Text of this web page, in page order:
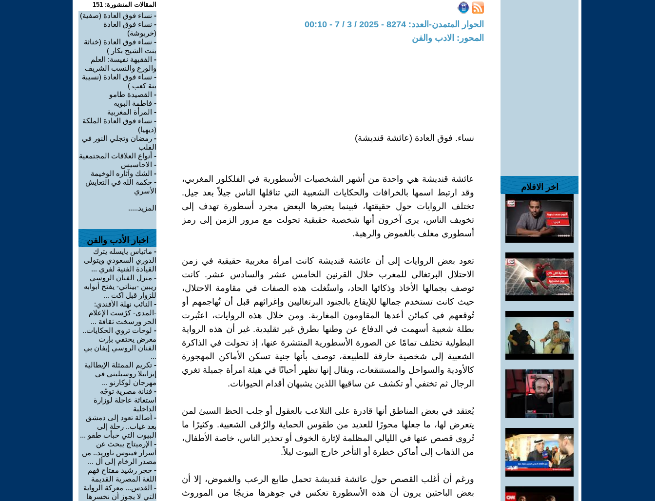
اخر الافلام
الحوار المتمدن-العدد: 8274 - 2025 / 3 / 7 - 00:10
المحور: الادب والفن
نساء. فوق العادة (عائشة قنديشة)
عائشة قنديشة هي واحدة من أشهر الشخصيات الأسطورية في الفلكلور المغربي،
وقد ارتبط اسمها بالخرافات والحكايات الشعبية التي تناقلها الناس جيلاً بعد جيل.
تختلف الروايات حول حقيقتها، فبينما يعتبرها البعض مجرد أسطورة تهدف إلى
تخويف الناس، يرى آخرون أنها شخصية حقيقية تحولت مع مرور الزمن إلى رمز
أسطوري مغلف بالغموض والرهبة.
تعود بعض الروايات إلى أن عائشة قنديشة كانت امرأة مغربية حقيقية في زمن
الاحتلال البرتغالي للمغرب خلال القرنين الخامس عشر والسادس عشر. كانت
توصف بجمالها الأخاذ وذكائها الحاد، واستُغلت هذه الصفات في مقاومة الاحتلال،
حيث كانت تستخدم جمالها للإيقاع بالجنود البرتغاليين وإغرائهم قبل أن تُهاجمهم أو
تُوقعهم في كمائن أعدها المقاومون المغاربة. ومن خلال هذه الروايات، اعتُبرت
بطلة شعبية أسهمت في الدفاع عن وطنها بطرق غير تقليدية. غير أن هذه الرواية
البطولية تختلف تمامًا عن الصورة الأسطورية المنتشرة عنها، إذ تحولت في الذاكرة
الشعبية إلى شخصية خارقة للطبيعة، توصف بأنها جنية تسكن الأماكن المهجورة
كالأودية والسواحل والمستنقعات، ويقال إنها تظهر أحيانًا في هيئة امرأة جميلة تغري
الرجال ثم تختفي أو تكشف عن ساقيها اللذين يشبهان أقدام الحيوانات.
يُعتقد في بعض المناطق أنها قادرة على التلاعب بالعقول أو جلب الحظ السيئ لمن
يتعرض لها، ما جعلها محورًا للعديد من طقوس الحماية والرُقى الشعبية. وكثيرًا ما
تُروى قصص عنها في الليالي المظلمة لإثارة الخوف أو تحذير الناس، خاصة الأطفال،
من الذهاب إلى أماكن خطرة أو التأخر خارج البيوت ليلاً.
ورغم أن أغلب القصص حول عائشة قنديشة تحمل طابع الرعب والغموض، إلا أن
بعض الباحثين يرون أن هذه الأسطورة تعكس في جوهرها مزيجًا من الموروث
المقالات المنشورة: 151
- نساء فوق العادة (صفية)
- نساء فوق العادة
(خربوشة)
- نساء فوق العادة (خناثة
بنت الشيخ بكار )
- الفقيهة نفيسة: العلم
والورع والنسب الشريف
- نساء فوق العادة (نسيبة
بنة كعب )
- القصيدة طامو
- فاطمة البويه
- المرأة المغربية
- نساء فوق العادة الملكة
(ديهيا)
- رمضان وتجلي النور في
القلب
- أنواع العلاقات المجتمعية
- الاحاسيس
- الشك وآثاره الوخيمة
- حكمة الله في التعايش
الأسري
المزيد.....
اخبار الأدب والفن
- ماتياس يايسله يترك
الدوري السعودي ويتولى
القيادة الفنية لفري ...
- منزل الفنان الروسي
ريبين -بيناتي- يفتح أبوابه
للزوار قبل اكت ...
- النائب نهلة الأفندي:
-المدى- كرّست الإعلام
الحر ورسخت ثقافة ...
- لوحات تروي الحكايات..
معرض يحتفي بإرث
الفنان الروسي إيفان بي
...
- تكريم الممثلة الإيطالية
إيزابيلا روسيليني في
مهرجان لوكارنو ...
- فنانة مصرية توجّه
استغاثة عاجلة لوزارة
الداخلية
- أصالة تعود إلى دمشق
بعد غياب.. رحلة إلى
البيوت التي خبأت طفو ...
- الإرميتاج يبحث عن
أسرار فينوس تاوريد.. من
مصدر الرخام إلى أل ...
- حجر رشيد مفتاح فهم
اللغة المصرية القديمة
- القدس... معركة الرواية
التي لا يجوز أن نخسرها